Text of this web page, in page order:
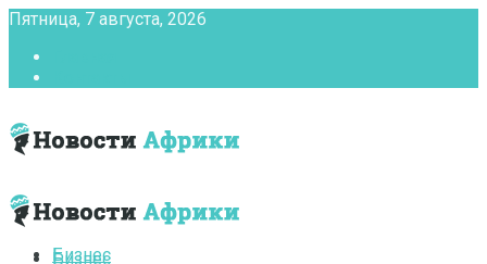
Пятница, 7 августа, 2026
Бизнес
Бизнес